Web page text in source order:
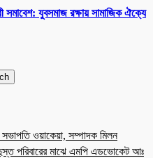
সমাবেশ: যুবসমাজ রক্ষায় সামাজিক ঐক্যে
ওয়াকেয়া, সম্পাদক মিলন
পরিবারের মাঝে এমপি এডভোকেট আঃ